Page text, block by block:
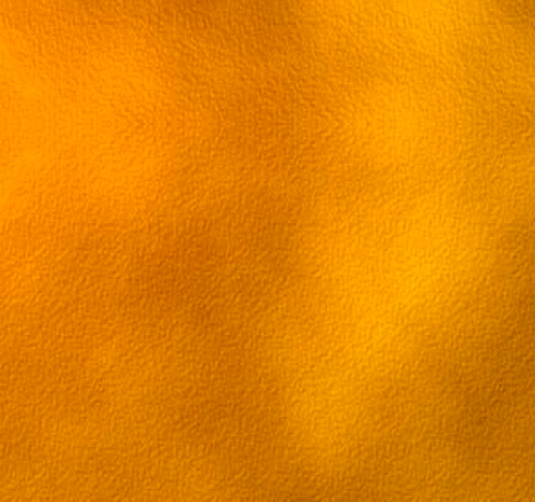
26 серия